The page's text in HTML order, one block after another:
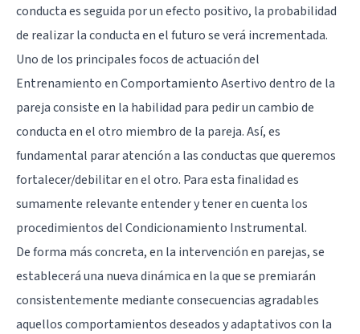
conducta es seguida por un efecto positivo, la probabilidad
de realizar la conducta en el futuro se verá incrementada.
Uno de los principales focos de actuación del
Entrenamiento en Comportamiento Asertivo dentro de la
pareja consiste en la habilidad para pedir un cambio de
conducta en el otro miembro de la pareja. Así, es
fundamental parar atención a las conductas que queremos
fortalecer/debilitar en el otro. Para esta finalidad es
sumamente relevante entender y tener en cuenta los
procedimientos del Condicionamiento Instrumental.
De forma más concreta, en la intervención en parejas, se
establecerá una nueva dinámica en la que se premiarán
consistentemente mediante consecuencias agradables
aquellos comportamientos deseados y adaptativos con la